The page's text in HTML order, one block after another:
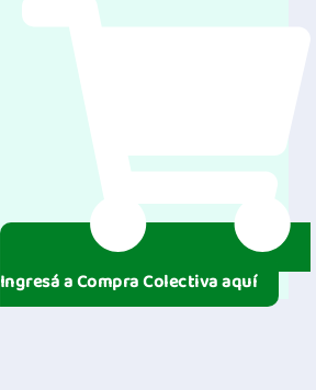
Ingresá a Compra Colectiva aquí